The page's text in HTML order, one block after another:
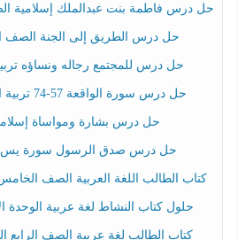
حل درس فاطمة بنت عبدالملك إسلامية
حل درس الطريق إلى الجنة الصف
حل درس للمجتمع رجاله ونساؤه
حل درس سورة الواقعة 57-74 تربية اسلامية الصف التاسع
حل درس بشارة ومواساة
حل درس صدق الرسول سورة يس 1-12 إسلامية ثامن
كتاب الطالب اللغة العربية الصف الخامس الفصل
حلول كتاب النشاط لغة عربية الوحدة
كتاب الطالب لغة عربية الصف الرابع الفصل